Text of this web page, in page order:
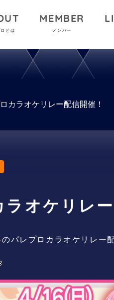
とは
MEMBER
メンバー
カラオケリレー配信開催！
オケリレー
パレプロカラオケリレー